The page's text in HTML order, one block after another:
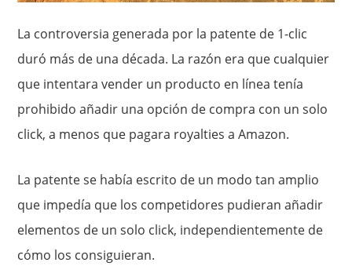
La controversia generada por la patente de 1-clic
duró más de una década. La razón era que cualquier
que intentara vender un producto en línea tenía
prohibido añadir una opción de compra con un solo
click, a menos que pagara royalties a Amazon.
La patente se había escrito de un modo tan amplio
que impedía que los competidores pudieran añadir
elementos de un solo click, independientemente de
cómo los consiguieran.